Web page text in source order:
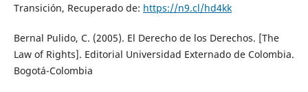
Transición, Recuperado de: https://n9.cl/hd4kk
Bernal Pulido, C. (2005). El Derecho de los Derechos. [The
Law of Rights]. Editorial Universidad Externado de Colombia.
Bogotá-Colombia